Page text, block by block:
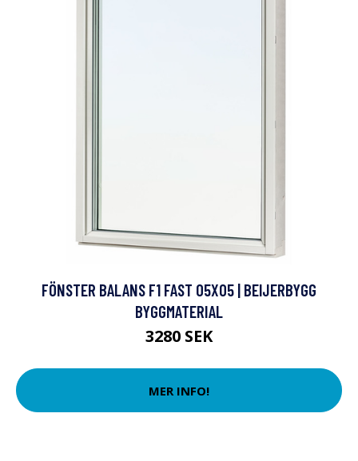
FÖNSTER BALANS F1 FAST 05X05 | BEIJERBYGG
BYGGMATERIAL
3280 SEK
MER INFO!